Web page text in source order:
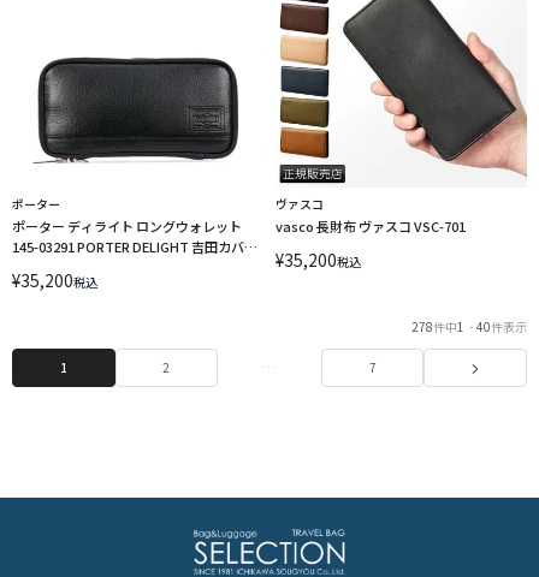
ポーター
ポーター ディライト ロングウォレット
145-03291 PORTER DELIGHT 吉田カバン
¥35,200税込
ヴァスコ
vasco 長財布 ヴァスコ VSC-701
¥35,200税込
278件中1 - 40件表示
1 2 … 7